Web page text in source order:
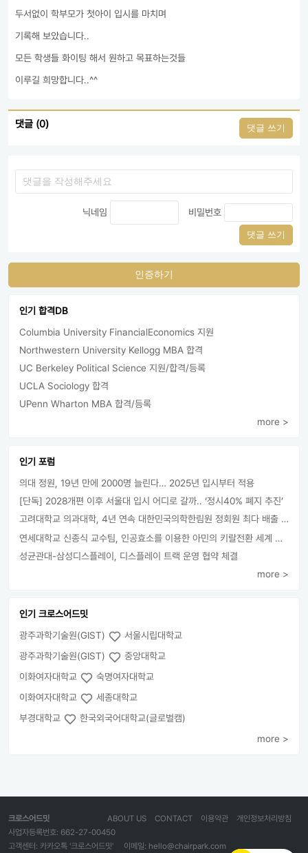
두서없이 학부모가 첫아이 입시를 마치며
기록해 보았습니다..
모든 학생들 화이팅 해서 원하고 목표하는것들
이루길 희망합니다..^^
댓글 (0) 댓글 쓰기
닉네임 비밀번호
댓글 쓰기
인증하기
인기 합격DB
Columbia University FinancialEconomics 지원
Northwestern University Kellogg MBA 합격
UC Berkeley Political Science 지원/합격/등록
UCLA Sociology 합격
UPenn Wharton MBA 합격/등록
more >
인기 포럼
의대 정원, 19년 만에 2000명 늘린다… 2025년 입시부터 적용
[단독] 2028개편 이후 서울대 입시 어디로 갈까.. ‘정시40% 폐지 추진’
고려대학교 의과대학, 4년 연속 대한민국의학한림원 정회원 최다 배출 外
연세대학교 신종식 교수팀, 인공효소를 이용한 아민의 키랄전환 세계 최초로 성공
성균관대-삼성디스플레이, 디스플레이 트랙 운영 협약 체결
more >
인기 크로스어드밋
광주과학기술원(GIST)
서울시립대학교
광주과학기술원(GIST)
중앙대학교
이화여자대학교
숙명여자대학교
이화여자대학교
세종대학교
부경대학교
한국외국어대학교(글로벌캠)
more >
크로스어드밋 개인정보처리방침
이용약관
CONTACT
ABOUT US
사업자등록번호: 662-27-00450
고객센터: 카카오톡 '크로스어드밋'
이메일: hello@chairpark.com